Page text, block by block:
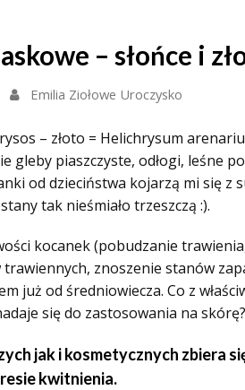
– słońce i
Emilia Ziołowe Uroczysko
– złoto = Helichrysum
gleby piaszczyste, odłogi, leśne
od dzieciństwa kojarzą mi się z
tak nieśmiało trzeszczą :).
kocanek (pobudzanie
znoszenie stanów
już od średniowiecza. Co z
się do zastosowania na
jak i kosmetycznych zbiera
kwitnienia.